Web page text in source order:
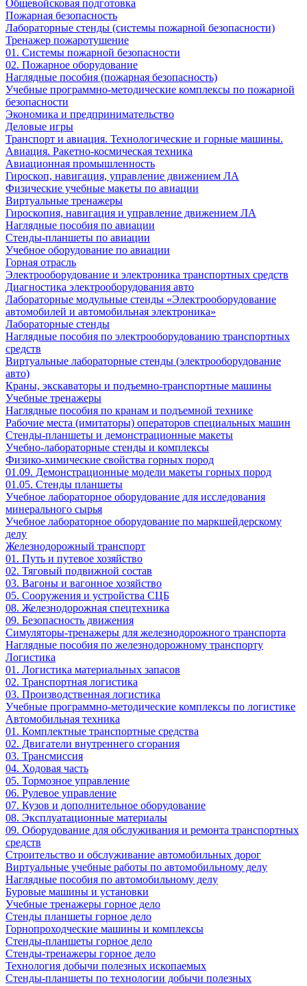
Общевойсковая подготовка
Пожарная безопасность
Лабораторные стенды (системы пожарной безопасности)
Тренажер пожаротушение
01. Системы пожарной безопасности
02. Пожарное оборудование
Наглядные пособия (пожарная безопасность)
Учебные программно-методические комплексы по пожарной
безопасности
Экономика и предпринимательство
Деловые игры
Транспорт и авиация. Технологические и горные машины.
Авиация. Ракетно-космическая техника
Авиационная промышленность
Гироскоп, навигация, управление движением ЛА
Физические учебные макеты по авиации
Виртуальные тренажеры
Гироскопия, навигация и управление движением ЛА
Наглядные пособия по авиации
Стенды-планшеты по авиации
Учебное оборудование по авиации
Горная отрасль
Электрооборудование и электроника транспортных средств
Диагностика электрооборудования авто
Лабораторные модульные стенды «Электрооборудование
автомобилей и автомобильная электроника»
Лабораторные стенды
Наглядные пособия по электрооборудованию транспортных
средств
Виртуальные лабораторные стенды (электрооборудование
авто)
Краны, экскаваторы и подъемно-транспортные машины
Учебные тренажеры
Наглядные пособия по кранам и подъемной технике
Рабочие места (имитаторы) операторов специальных машин
Стенды-планшеты и демонстрационные макеты
Учебно-лабораторные стенды и комплексы
Физико-химические свойства горных пород
01.09. Демонстрационные модели макеты горных пород
01.05. Стенды планшеты
Учебное лабораторное оборудование для исследования
минерального сырья
Учебное лабораторное оборудование по маркшейдерскому
делу
Железнодорожный транспорт
01. Путь и путевое хозяйство
02. Тяговый подвижной состав
03. Вагоны и вагонное хозяйство
05. Сооружения и устройства СЦБ
08. Железнодорожная спецтехника
09. Безопасность движения
Симуляторы-тренажеры для железнодорожного транспорта
Наглядные пособия по железнодорожному транспорту
Логистика
01. Логистика материальных запасов
02. Транспортная логистика
03. Производственная логистика
Учебные программно-методические комплексы по логистике
Автомобильная техника
01. Комплектные транспортные средства
02. Двигатели внутреннего сгорания
03. Трансмиссия
04. Ходовая часть
05. Тормозное управление
06. Рулевое управление
07. Кузов и дополнительное оборудование
08. Эксплуатационные материалы
09. Оборудование для обслуживания и ремонта транспортных
средств
Строительство и обслуживание автомобильных дорог
Виртуальные учебные работы по автомобильному делу
Наглядные пособия по автомобильному делу
Буровые машины и установки
Учебные тренажеры горное дело
Стенды планшеты горное дело
Горнопроходческие машины и комплексы
Стенды-планшеты горное дело
Стенды-тренажеры горное дело
Технология добычи полезных ископаемых
Стенды-планшеты по технологии добычи полезных